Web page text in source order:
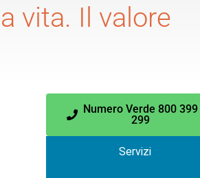
vita. Il valore
Numero Verde 800 399
299
Servizi